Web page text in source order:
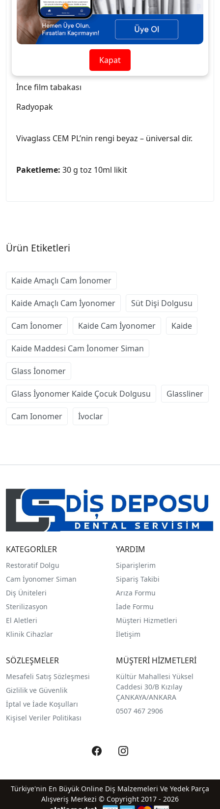
Uygulaması rahat krem kıvamında
Toz ve likitin optimal karışımı
Basit karıştırma oranı:
1 damla + 1 kaşık ( bir
İnce film tabakası
Radyopak
Vivaglass CEM PL’nin rengi beyaz – üniversal dir.
Paketleme: 30 g toz 10ml likit
Ürün Etiketleri
Kaide Amaçlı Cam İonomer
Kaide Amaçlı Cam İyonomer Süt Dişi Dolgusu
Cam İonomer Kaide Cam İyonomer Kaide
Kaide Maddesi Cam İonomer Siman
Glass İonomer
Glass İyonomer Kaide Çocuk Dolgusu Glassliner
Cam Ionomer İvoclar
KATEGORİLER
Restoratif Dolgu
Cam İyonomer Siman
Diş Üniteleri
Sterilizasyon
El Aletleri
Klinik Cihazlar
YARDIM
Siparişlerim
Sipariş Takibi
Arıza Formu
İade Formu
Müşteri Hizmetleri
İletişim
SÖZLEŞMELER
Mesafeli Satış Sözleşmesi
Gizlilik ve Güvenlik
İptal ve İade Koşulları
Kişisel Veriler Politikası
MÜŞTERİ HİZMETLERİ
Kültür Mahallesi Yüksel
Caddesi 30/B Kızılay
ÇANKAYA/ANKARA
0507 467 2906
Türkiye'nin En Büyük Online Diş Malzemeleri Ve Yedek Parça
Alışveriş Merkezi © Copyright 2017 - 2026
Kapat